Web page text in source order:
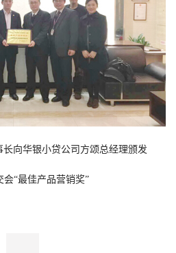
向华银小贷公司方颂总经理颁发
会“最佳产品营销奖”